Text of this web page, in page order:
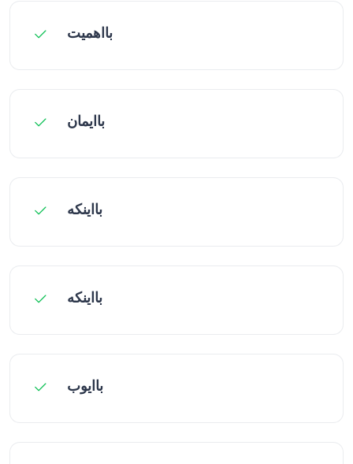
بااهمیت
باایمان
بااینکه
بااینکه
باایوب